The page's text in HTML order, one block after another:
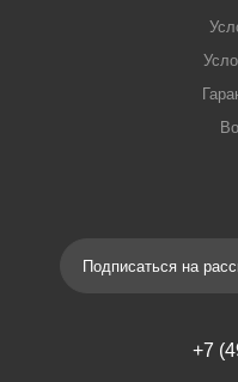
Подписаться на
+7